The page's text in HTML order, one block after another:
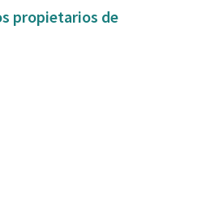
propietarios de